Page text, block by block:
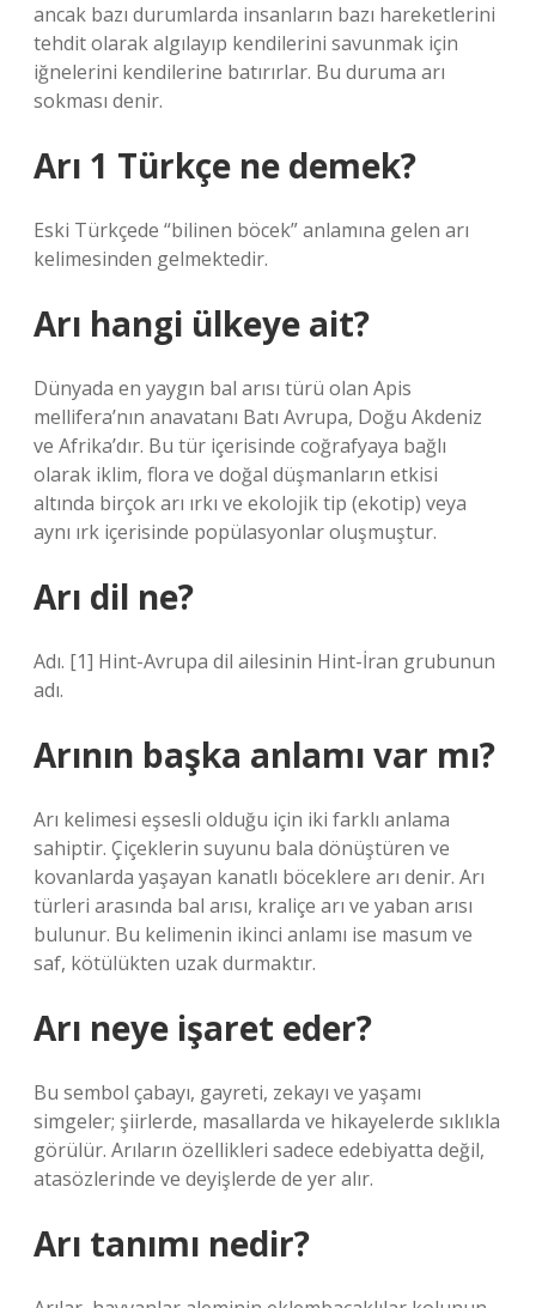
ancak bazı durumlarda insanların bazı hareketlerini
tehdit olarak algılayıp kendilerini savunmak için
iğnelerini kendilerine batırırlar. Bu duruma arı
sokması denir.
Arı 1 Türkçe ne demek?
Eski Türkçede “bilinen böcek” anlamına gelen arı
kelimesinden gelmektedir.
Arı hangi ülkeye ait?
Dünyada en yaygın bal arısı türü olan Apis
mellifera’nın anavatanı Batı Avrupa, Doğu Akdeniz
ve Afrika’dır. Bu tür içerisinde coğrafyaya bağlı
olarak iklim, flora ve doğal düşmanların etkisi
altında birçok arı ırkı ve ekolojik tip (ekotip) veya
aynı ırk içerisinde popülasyonlar oluşmuştur.
Arı dil ne?
Adı. [1] Hint-Avrupa dil ailesinin Hint-İran grubunun
adı.
Arının başka anlamı var mı?
Arı kelimesi eşsesli olduğu için iki farklı anlama
sahiptir. Çiçeklerin suyunu bala dönüştüren ve
kovanlarda yaşayan kanatlı böceklere arı denir. Arı
türleri arasında bal arısı, kraliçe arı ve yaban arısı
bulunur. Bu kelimenin ikinci anlamı ise masum ve
saf, kötülükten uzak durmaktır.
Arı neye işaret eder?
Bu sembol çabayı, gayreti, zekayı ve yaşamı
simgeler; şiirlerde, masallarda ve hikayelerde sıklıkla
görülür. Arıların özellikleri sadece edebiyatta değil,
atasözlerinde ve deyişlerde de yer alır.
Arı tanımı nedir?